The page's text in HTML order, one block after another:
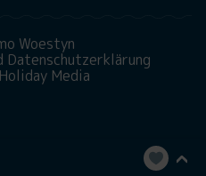
Woestyn
Datenschutzerklärung
Media